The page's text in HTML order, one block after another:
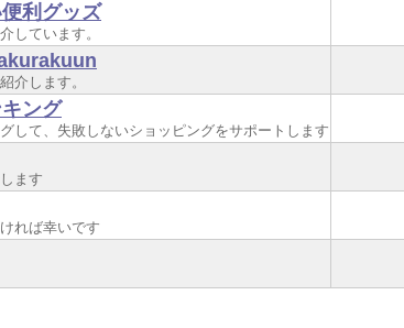
利グッズ
しています。
介します。
ング
して、失敗しないショッピングをサポートします
ます
れば幸いです